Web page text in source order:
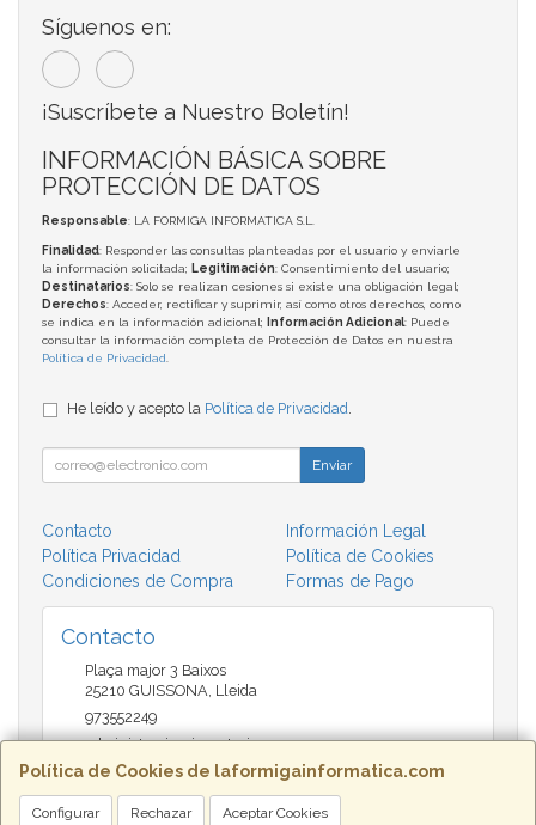
Política de Cookies de laformigainformatica.com
Configurar Rechazar Aceptar Cookies
Síguenos en:
¡Suscríbete a Nuestro Boletín!
INFORMACIÓN BÁSICA SOBRE
PROTECCIÓN DE DATOS
Responsable: LA FORMIGA INFORMATICA S.L.
Finalidad: Responder las consultas planteadas por el usuario y enviarle
la información solicitada; Legitimación: Consentimiento del usuario;
Destinatarios: Solo se realizan cesiones si existe una obligación legal;
Derechos: Acceder, rectificar y suprimir, así como otros derechos, como
se indica en la información adicional;
Información Adicional: Puede
consultar la información completa de Protección de Datos en nuestra
Política de Privacidad
He leído y acepto la Política de Privacidad
Enviar
Contacto
Información Legal
Política Privacidad
Política de Cookies
Condiciones de Compra
Formas de Pago
Contacto
Plaça major 3 Baixos
25210 GUISSONA Lleida
973552249
administracio@insectari.com